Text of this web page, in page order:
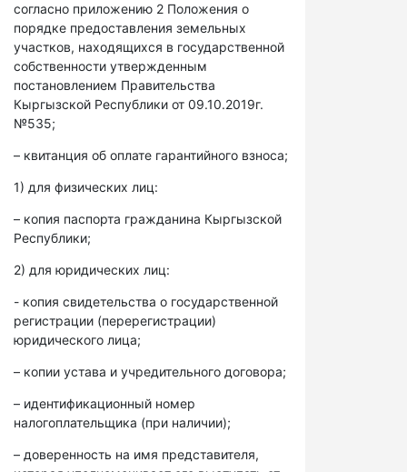
согласно приложению 2 Положения о
порядке предоставления земельных
участков, находящихся в государственной
собственности утвержденным
постановлением Правительства
Кыргызской Республики от 09.10.2019г.
№535;
– квитанция об оплате гарантийного взноса;
1) для физических лиц:
– копия паспорта гражданина Кыргызской
Республики;
2) для юридических лиц:
- копия свидетельства о государственной
регистрации (перерегистрации)
юридического лица;
– копии устава и учредительного договора;
– идентификационный номер
налогоплательщика (при наличии);
– доверенность на имя представителя,